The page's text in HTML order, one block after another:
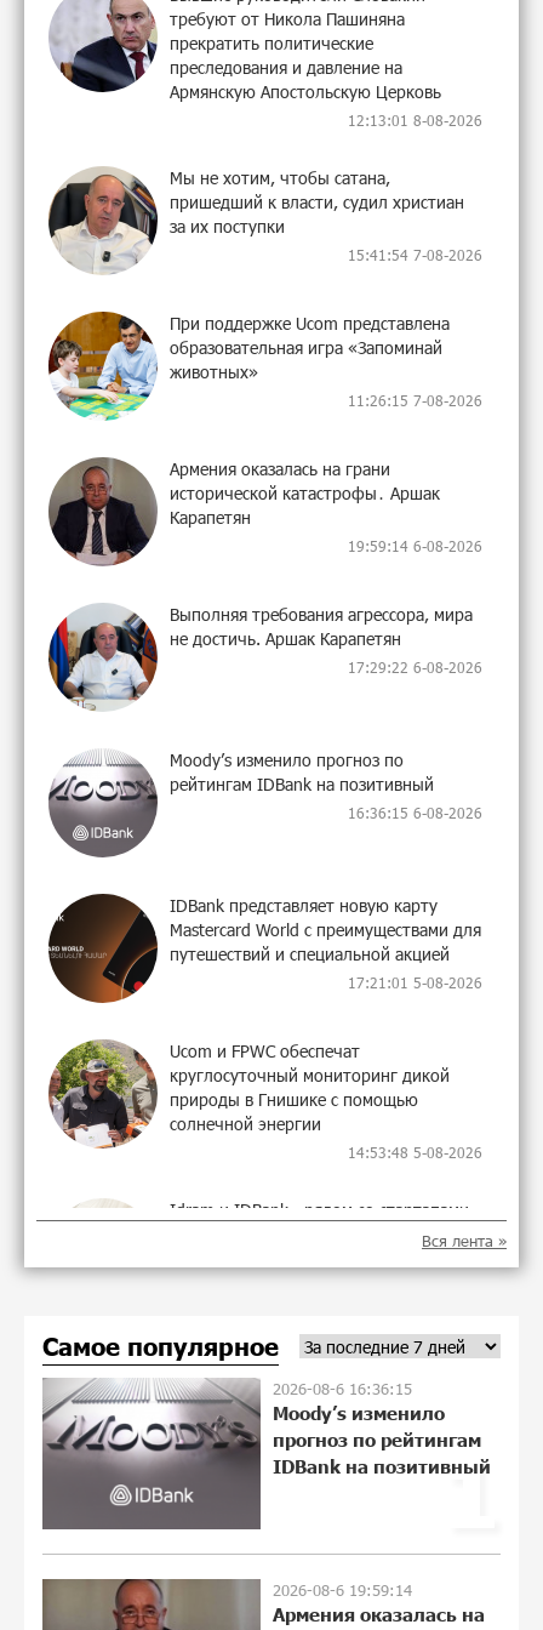
требуют от Никола Пашиняна
прекратить политические
преследования и давление на
Армянскую Апостольскую Церковь
12:13:01 8-08-2026
Мы не хотим, чтобы сатана,
пришедший к власти, судил христиан
за их поступки
15:41:54 7-08-2026
При поддержке Ucom представлена
образовательная игра «Запоминай
животных»
11:26:15 7-08-2026
Армения оказалась на грани
исторической катастрофы․ Аршак
Карапетян
19:59:14 6-08-2026
Выполняя требования агрессора, мира
не достичь. Аршак Карапетян
17:29:22 6-08-2026
Moody’s изменило прогноз по
рейтингам IDBank на позитивный
16:36:15 6-08-2026
IDBank представляет новую карту
Mastercard World с преимуществами для
путешествий и специальной акцией
17:21:01 5-08-2026
Ucom и FPWC обеспечат
круглосуточный мониторинг дикой
природы в Гнишике с помощью
солнечной энергии
14:53:48 5-08-2026
Idram и IDBank - рядом со стартапами
В мобильном приложении Юнибанка
теперь можно зарегистрироваться
также с помощью imID
10:13:18 3-08-2026
«Бесплатные бонусы в играх»: IDBank
предупреждает о кибератаках на
школьников
Вся лента »
Самое популярное
1
2026-08-6 16:36:15
Moody’s изменило
прогноз по рейтингам
IDBank на позитивный
2026-08-6 19:59:14
Армения оказалась на